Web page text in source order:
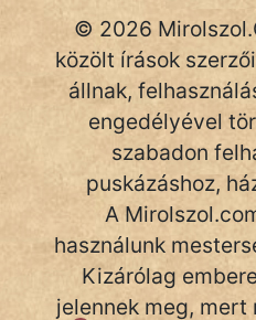
Hoffer Botond
szemfüles
© 2026
közölt írások
állnak,
engedélyével
szabadon
puskázáshoz,
A
használunk
Kizárólag
jelennek meg, mert